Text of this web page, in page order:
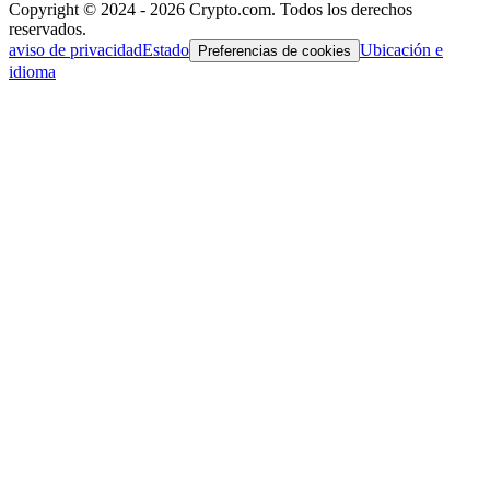
Copyright © 2024 - 2026 Crypto.com. Todos los derechos
reservados.
aviso de privacidadEstado Preferencias de cookies Ubicación e
idioma